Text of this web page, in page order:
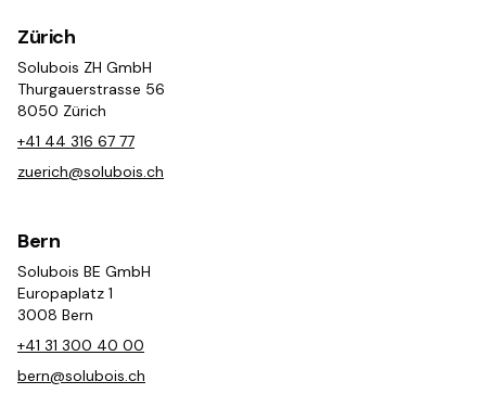
Zürich
Solubois ZH GmbH
Thurgauerstrasse 56
8050 Zürich
+41 44 316 67 77
zuerich@solubois.ch
Bern
Solubois BE GmbH
Europaplatz 1
3008 Bern
+41 31 300 40 00
bern@solubois.ch